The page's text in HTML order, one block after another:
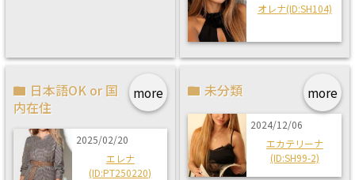
オレナ(ID:SH104)
more
日本語OK or 国
内在住
2025/02/20
エレナ
(ID:PT250220)
more
未分類
2024/12/06
エカテリーナ
(ID:SH99-2)